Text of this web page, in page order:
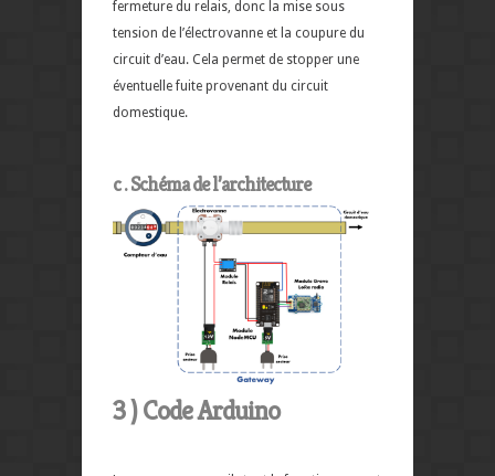
fermeture du relais, donc la mise sous
tension de l’électrovanne et la coupure du
circuit d’eau. Cela permet de stopper une
éventuelle fuite provenant du circuit
domestique.
c . Schéma de l’architecture
3 ) Code Arduino